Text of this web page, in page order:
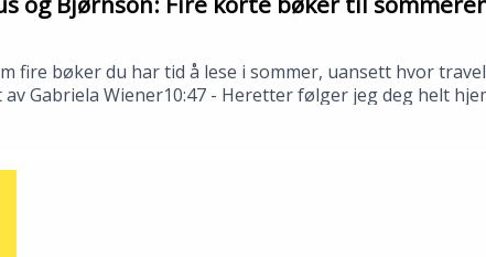
fire bøker du har tid å lese i sommer, uansett hvor
Gabriela Wiener10:47 - Heretter følger jeg deg helt
av Bjørnstjerne Bjørnson---Innspilt i Stavanger i juni
Tomas Gustafsson og Åsmund Ådnøy.